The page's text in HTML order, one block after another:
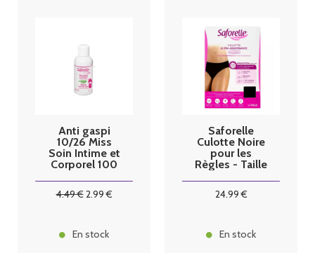
Anti gaspi
10/26 Miss
Soin Intime et
Corporel 100
4.49€2.99€
En stock
Saforelle
Culotte Noire
pour les
Règles - Taille
24.99€
En stock